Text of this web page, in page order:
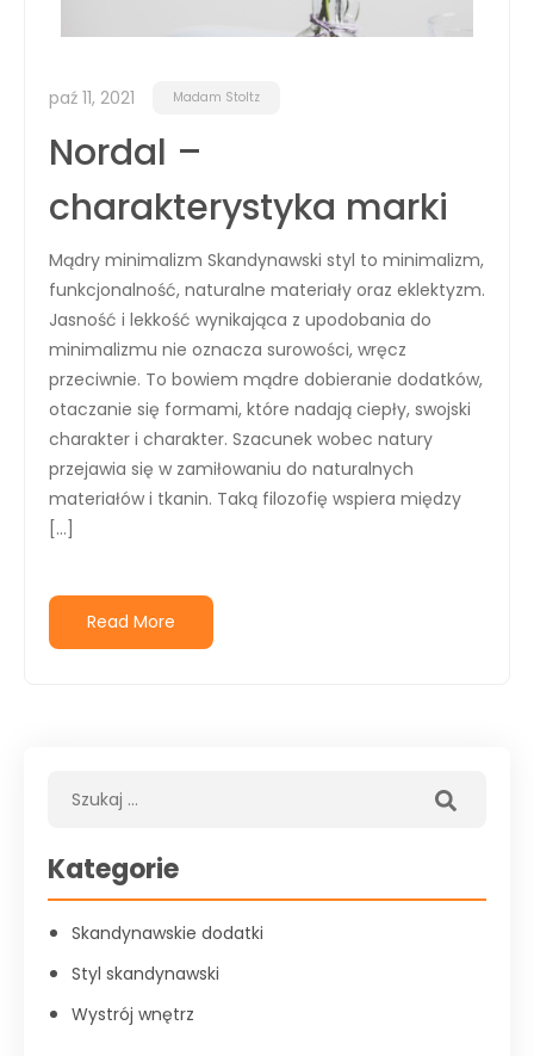
paź 11, 2021 Madam Stoltz
Nordal –
charakterystyka marki
Mądry minimalizm Skandynawski styl to minimalizm,
funkcjonalność, naturalne materiały oraz eklektyzm.
Jasność i lekkość wynikająca z upodobania do
minimalizmu nie oznacza surowości, wręcz
przeciwnie. To bowiem mądre dobieranie dodatków,
otaczanie się formami, które nadają ciepły, swojski
charakter i charakter. Szacunek wobec natury
przejawia się w zamiłowaniu do naturalnych
materiałów i tkanin. Taką filozofię wspiera między
[…]
Read More
Kategorie
Skandynawskie dodatki
Styl skandynawski
Wystrój wnętrz